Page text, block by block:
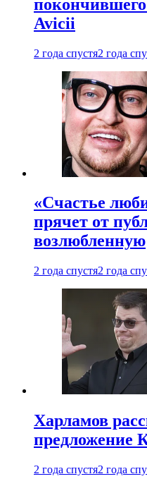
Avicii
2 года спустя2 года
«Счастье
прячет от
возлюбленную
2 года спустя2 года
Харламов
предложение
2 года спустя2 года